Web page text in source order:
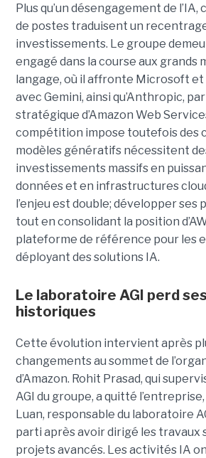
Plus qu’un désengagement de
de postes traduisent un
investissements. Le groupe
engagé dans la course aux grands
langage, où il affronte Microsoft et
avec Gemini, ainsi qu’Anthropic,
stratégique d’Amazon Web
compétition impose toutefois des
modèles génératifs nécessitent
investissements massifs en
données et en infrastructures
l’enjeu est double; développer ses
tout en consolidant la position
plateforme de référence pour les
déployant des solutions IA.
Le laboratoire AGI perd
historiques
Cette évolution intervient après
changements au sommet de
d’Amazon. Rohit Prasad, qui
AGI du groupe, a quitté
Luan, responsable du laboratoire
parti après avoir dirigé les travaux
projets avancés. Les activités IA